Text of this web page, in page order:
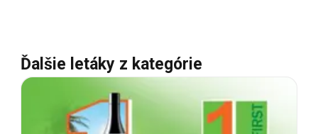
Ďalšie letáky z kategórie